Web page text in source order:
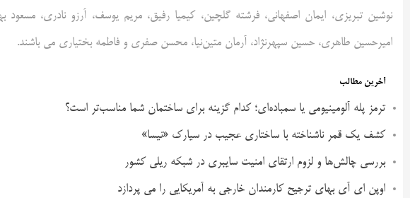
نوشین تبریزی، ایمان اصفهانی، فرشته گلچین، کیمیا رفیق، مریم یوسف، آرزو نادری،
امیرحسین طاهری، حسین سپهرنژاد، آرمان متین‌نیا، محسن صفری و فاطمه بختیاری می باشند.
آخرین مطالب
ترمز پله آلومینیومی یا سمباده‌ای؛ کدام گزینه برای ساختمان شما مناسب‌تر است؟
کشف یک قمر ناشناخته با ساختاری عجیب در سیارک «نیسا»
بررسی چالش‌ها و لزوم ارتقای امنیت سایبری در شبکه ریلی کشور
اوپن ای آی بهای ترجیح کارمندان خارجی به آمریکایی را می پردازد